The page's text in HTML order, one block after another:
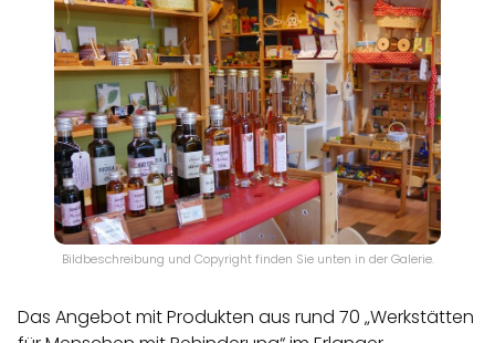
Bildbeschreibung und Copyright finden Sie unten in der Galerie.
Das Angebot mit Produkten aus rund 70 „Werkstätten